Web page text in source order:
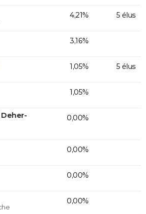
4,21% 5 élus
3,16%
1,05% 5 élus
1,05%
0,00%
0,00%
0,00%
0,00%